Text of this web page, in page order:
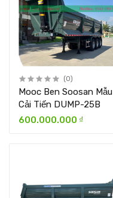
(0)
Mooc Ben Soosan Mẫu
Cải Tiến DUMP-25B
600.000.000 ₫